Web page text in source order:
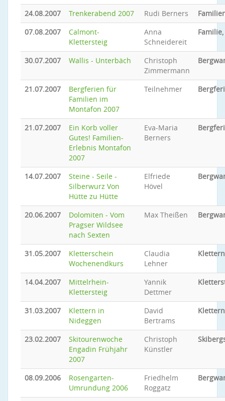
24.08.2007 Trenkerabend 2007 Rudi Berners
07.08.2007
Calmont-
Klettersteig
Anna
Schneidereit
30.07.2007 Wallis - Unterbäch
Christoph
Zimmermann
21.07.2007
Bergferien für
Familien im
Montafon 2007
Teilnehmer
21.07.2007
Ein Korb voller
Gutes! Familien-
Erlebnis Montafon
2007
Eva-Maria
Berners
14.07.2007
Steine - Seile -
Silberwurz Von
Hütte zu Hütte
Elfriede
Hövel
20.06.2007
Dolomiten - Vom
Pragser Wildsee
nach Sexten
Max Theißen
31.05.2007
Kletterschein
Wochenendkurs
Claudia
Lehner
Klettern
14.04.2007
Mittelrhein-
Klettersteig
Yannik
Dettmer
31.03.2007
Klettern in
Nideggen
David
Bertrams
Klettern
23.02.2007
Skitourenwoche
Engadin Frühjahr
2007
Christoph
Künstler
08.09.2006
Rosengarten-
Umrundung 2006
Friedhelm
Roggatz